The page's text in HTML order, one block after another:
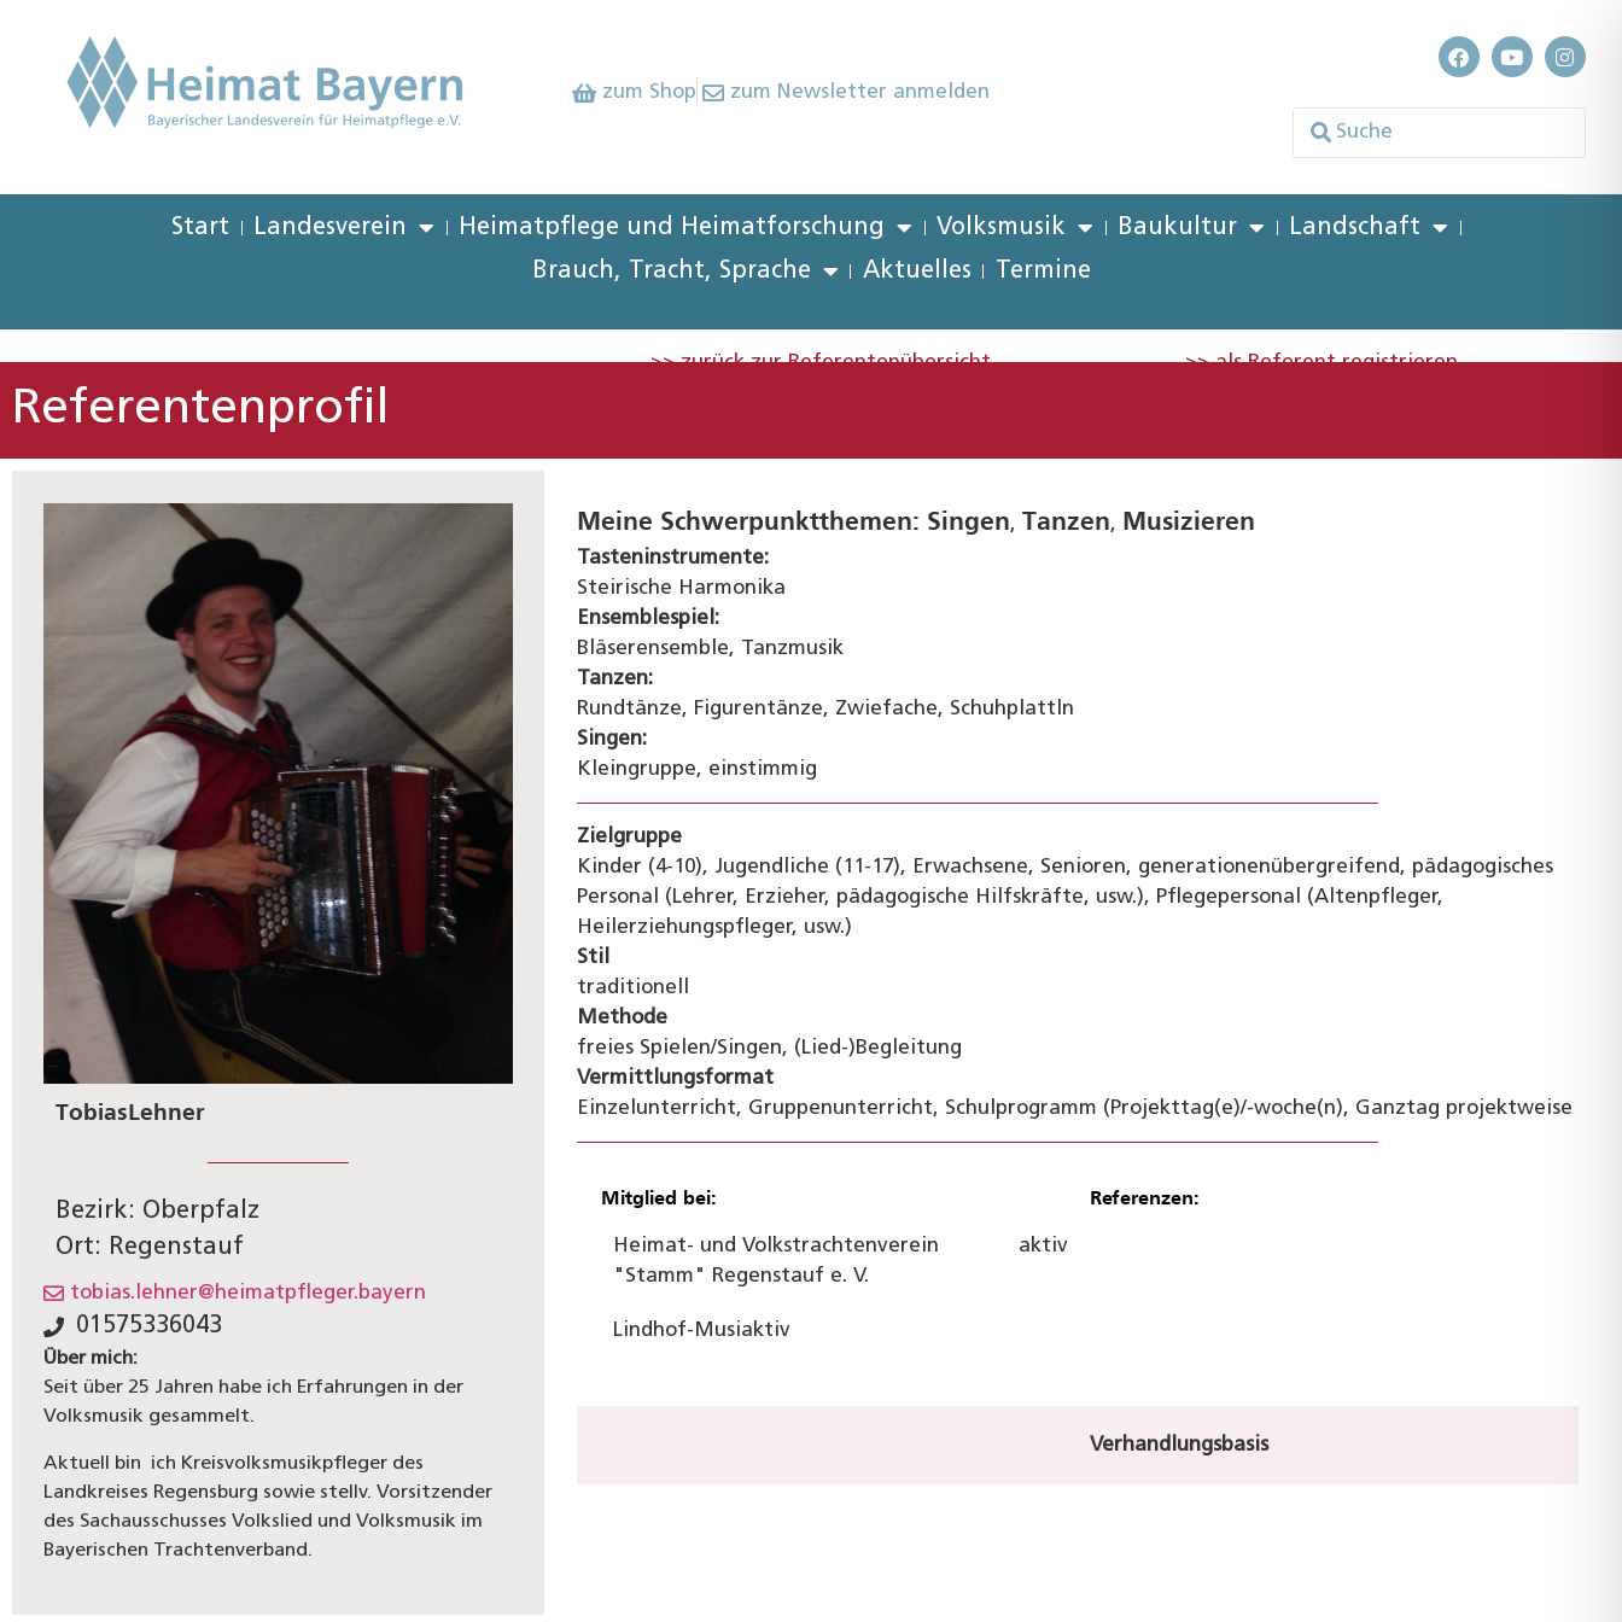
zum Shop zum Newsletter anmelden
Start Landesverein Heimatpflege und Heimatforschung Volksmusik Baukultur
Landschaft
Brauch, Tracht, Sprache
Aktuelles Termine
>> zurück zur Referentenübersicht >> als Referent registrieren
Referentenprofil
Tobias Lehner
Bezirk: Oberpfalz
Ort: Regenstauf
tobias.lehner@heimatpfleger.bayern
01575336043
Über mich:
Seit über 25 Jahren habe ich Erfahrungen in der
Volksmusik gesammelt.
Aktuell bin ich Kreisvolksmusikpfleger des
Landkreises Regensburg sowie stellv. Vorsitzender
des Sachausschusses Volkslied und Volksmusik im
Bayerischen Trachtenverband.
Meine Schwerpunktthemen: Singen, Tanzen, Musizieren
Tasteninstrumente:
Steirische Harmonika
Ensemblespiel:
Bläserensemble, Tanzmusik
Tanzen:
Rundtänze, Figurentänze, Zwiefache, Schuhplattln
Singen:
Kleingruppe, einstimmig
Zielgruppe
Kinder (4-10), Jugendliche (11-17), Erwachsene, Senioren, generationenübergreifend, pädagogisches
Personal (Lehrer, Erzieher, pädagogische Hilfskräfte, usw.), Pflegepersonal (Altenpfleger,
Heilerziehungspfleger, usw.)
Stil
traditionell
Methode
freies Spielen/Singen, (Lied-)Begleitung
Vermittlungsformat
Einzelunterricht, Gruppenunterricht, Schulprogramm (Projekttag(e)/-woche(n), Ganztag projektweise
Mitglied bei:
Heimat- und Volkstrachtenverein
"Stamm" Regenstauf e. V.
aktiv
Lindhof-Musiaktiv
Referenzen:
Verhandlungsbasis